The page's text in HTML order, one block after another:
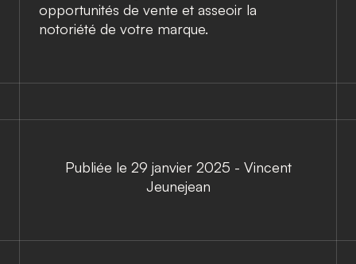
opportunités de vente et asseoir la
notoriété de votre marque.
Publiée le 29 janvier 2025 - Vincent
Jeunejean